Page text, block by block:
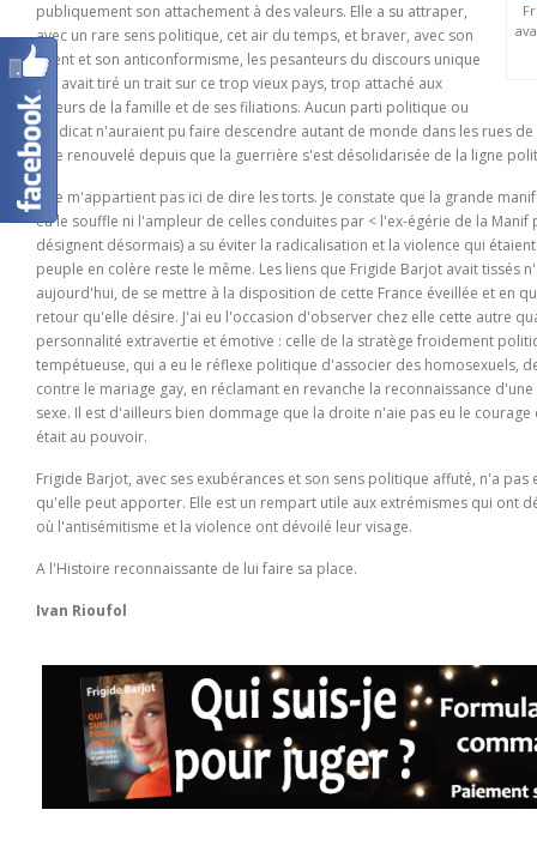
publiquement son attachement à des valeurs. Elle a su attraper,
avec un rare sens politique, cet air du temps, et braver, avec son
talent et son anticonformisme, les pesanteurs du discours unique
qui avait tiré un trait sur ce trop vieux pays, trop attaché aux
valeurs de la famille et de ses filiations. Aucun parti politique ou
syndicat n'auraient pu faire descendre autant de monde dans les rues
être renouvelé depuis que la guerrière s'est désolidarisée de la ligne
Il ne m'appartient pas ici de dire les torts. Je constate que la grande
eu le souffle ni l'ampleur de celles conduites par < l'ex-égérie de la
désignent désormais) a su éviter la radicalisation et la violence qui
peuple en colère reste le même. Les liens que Frigide Barjot avait tissés
aujourd'hui, de se mettre à la disposition de cette France éveillée et en
retour qu'elle désire. J'ai eu l'occasion d'observer chez elle cette autre
personnalité extravertie et émotive : celle de la stratège froidement
tempétueuse, qui a eu le réflexe politique d'associer des homosexuels,
contre le mariage gay, en réclamant en revanche la reconnaissance
sexe. Il est d'ailleurs bien dommage que la droite n'aie pas eu le
était au pouvoir.
Frigide Barjot, avec ses exubérances et son sens politique affuté, n'a
qu'elle peut apporter. Elle est un rempart utile aux extrémismes qui ont
où l'antisémitisme et la violence ont dévoilé leur visage.
A l'Histoire reconnaissante de lui faire sa place.
Ivan Rioufol